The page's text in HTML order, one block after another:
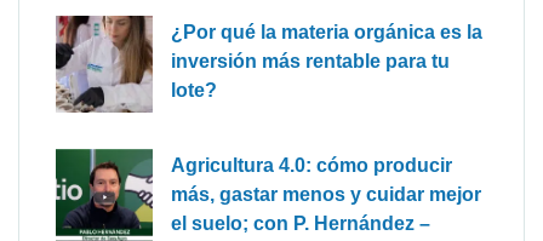
¿Por qué la materia orgánica es la
inversión más rentable para tu
lote?
Agricultura 4.0: cómo producir
más, gastar menos y cuidar mejor
el suelo; con P. Hernández –